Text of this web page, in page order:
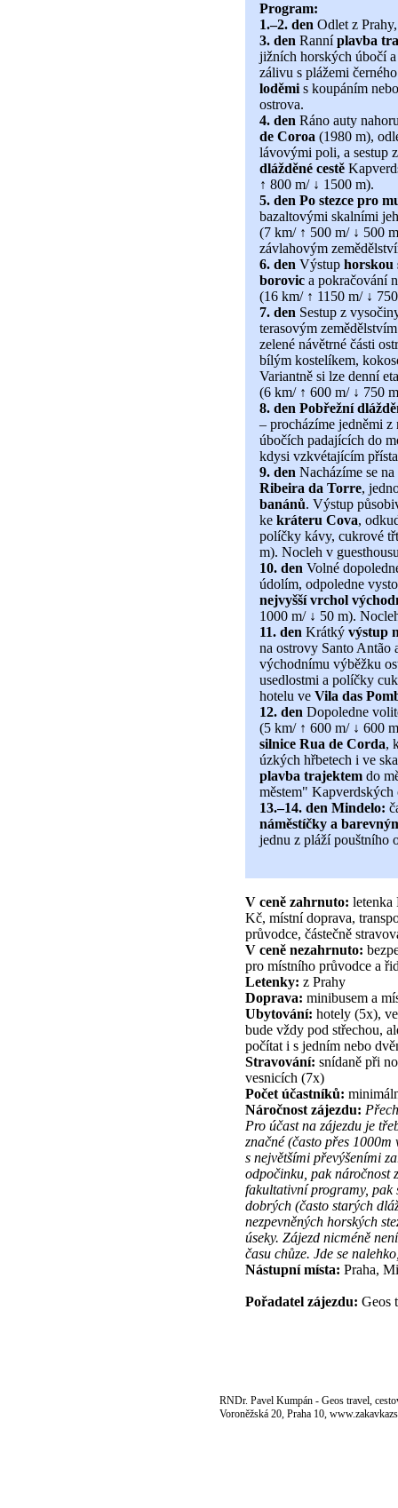
Program:
1.–2. den Odlet z
3. den Ranníplavba
jižních horských úbočí
zálivu s plážemi
loděmi s koupáním
ostrova.
4. den Ráno auty
de Coroa (1980 m),
lávovými poli, a sestup
dlážděné cestě
↑ 800 m/ ↓ 1500 m).
5. den Po stezce pro
bazaltovými skalními
(7 km/ ↑ 500 m/ ↓ 500
závlahovým
6. den Výstup horskou
borovic a pokračování
(16 km/ ↑ 1150 m/ ↓
7. den Sestup z
terasovým
zelené návětrné části
bílým kostelíkem,
Variantně si lze denní
(6 km/ ↑ 600 m/ ↓ 750
8. den Pobřežní
– procházíme jedněmi z
úbočích padajících do
kdysi vzkvétajícím
9. den Nacházíme se
Ribeira da Torre,
banánů. Výstup
ke kráteru Cova,
políčky kávy, cukrové
m). Nocleh v
10. den Volné
údolím, odpoledne
nejvyšší vrchol
1000 m/ ↓ 50 m).
11. den Krátký výstup
na ostrovy Santo Antão
východnímu výběžku
usedlostmi a políčky
hotelu ve Vila das
12. den Dopoledne
(5 km/ ↑ 600 m/ ↓ 600
silnice Rua de Corda,
úzkých hřbetech i ve
plavba trajektem do
městem" Kapverdských
13.–14. den Mindelo:
náměstíčky a
jednu z pláží pouštního
V ceně zahrnuto: letenka
Kč, místní doprava,
průvodce, částečně
V ceně nezahrnuto:
pro místního průvodce a
Letenky: z Prahy
Doprava: minibusem a
Ubytování: hotely (5x),
bude vždy pod střechou,
počítat i s jedním nebo
Stravování: snídaně při
vesnicích (7x)
Počet účastníků:
Náročnost zájezdu:
Pro účast na zájezdu je
značné (často přes
s největšími převýšeními
odpočinku, pak náročnost
fakultativní programy, pak
dobrých (často starých
nezpevněných horských
úseky. Zájezd nicméně
času chůze. Jde se
Nástupní místa: Praha,
Pořadatel zájezdu: Geos
RNDr. Pavel Kumpán - Geos travel,
Voroněžská 20, Praha 10,